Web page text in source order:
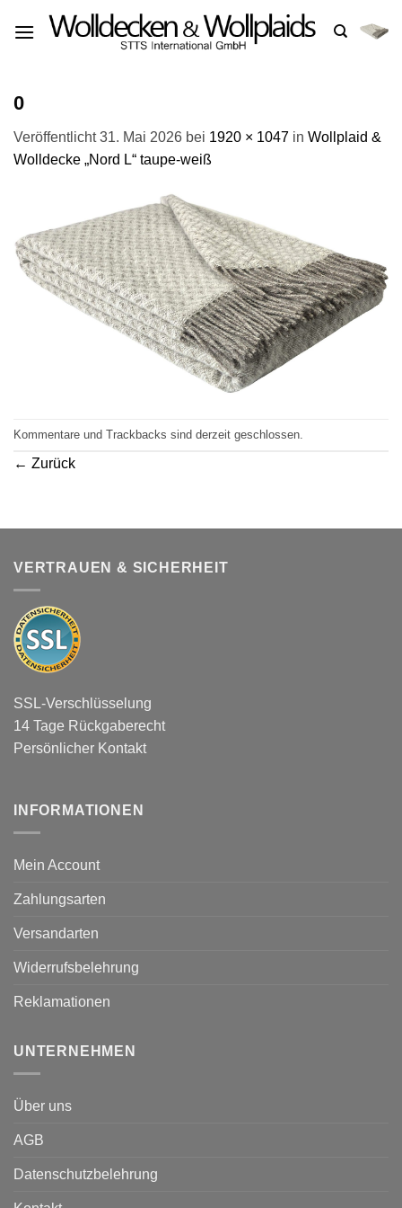
Inhalt
0
Veröffentlicht31. Mai 2026 bei 1920 × 1047 in Wollplaid &
Wolldecke „Nord L“ taupe-weiß
Kommentare und Trackbacks sind derzeit geschlossen.
← Zurück
VERTRAUEN & SICHERHEIT
SSL-Verschlüsselung
14 Tage Rückgaberecht
Persönlicher Kontakt
INFORMATIONEN
Mein Account
Zahlungsarten
Versandarten
Widerrufsbelehrung
Reklamationen
UNTERNEHMEN
Über uns
AGB
Datenschutzbelehrung